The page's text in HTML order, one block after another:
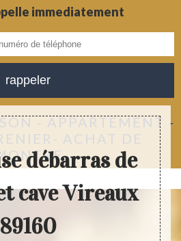
immediatement
- APPARTEMENT -
ACHAT DE
débarras de
cave Vireaux
89160